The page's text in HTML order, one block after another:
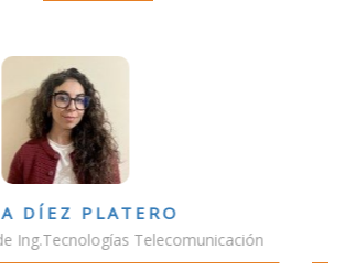
VÍCTOR SÁNCHEZ VALENCIA
Estudiante Doble Grado Teleco-ADE